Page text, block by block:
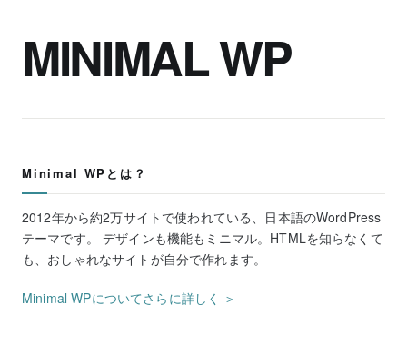
MINIMAL WP
Minimal WPとは？
2012年から約2万サイトで使われている、日本語のWordPress
テーマです。 デザインも機能もミニマル。HTMLを知らなくて
も、おしゃれなサイトが自分で作れます。
Minimal WPについてさらに詳しく ＞